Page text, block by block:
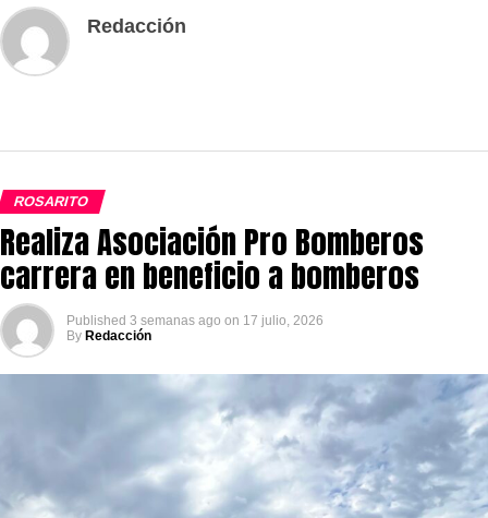
Redacción
ROSARITO
Realiza Asociación Pro Bomberos
carrera en beneficio a bomberos
Published 3 semanas ago on 17 julio, 2026
By Redacción